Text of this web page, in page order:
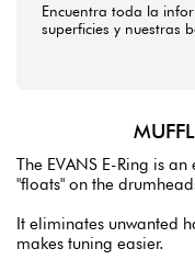
Encuentra toda la
superficies y nuestras
The EVANS E-Ring is
"floats" on the
It eliminates unwanted
makes tuning easier.